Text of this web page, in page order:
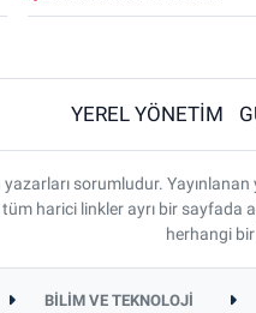
YEREL YÖNETİM
sorumludur.
harici linkler ayrı bir sayfada
herhangi
BİLİM VE TEKNOLOJİ